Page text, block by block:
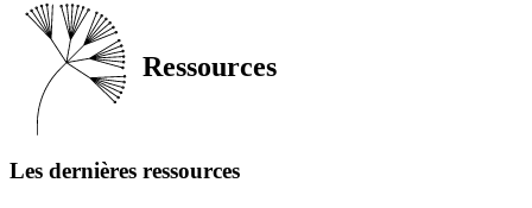
Ressources
Les dernières ressources